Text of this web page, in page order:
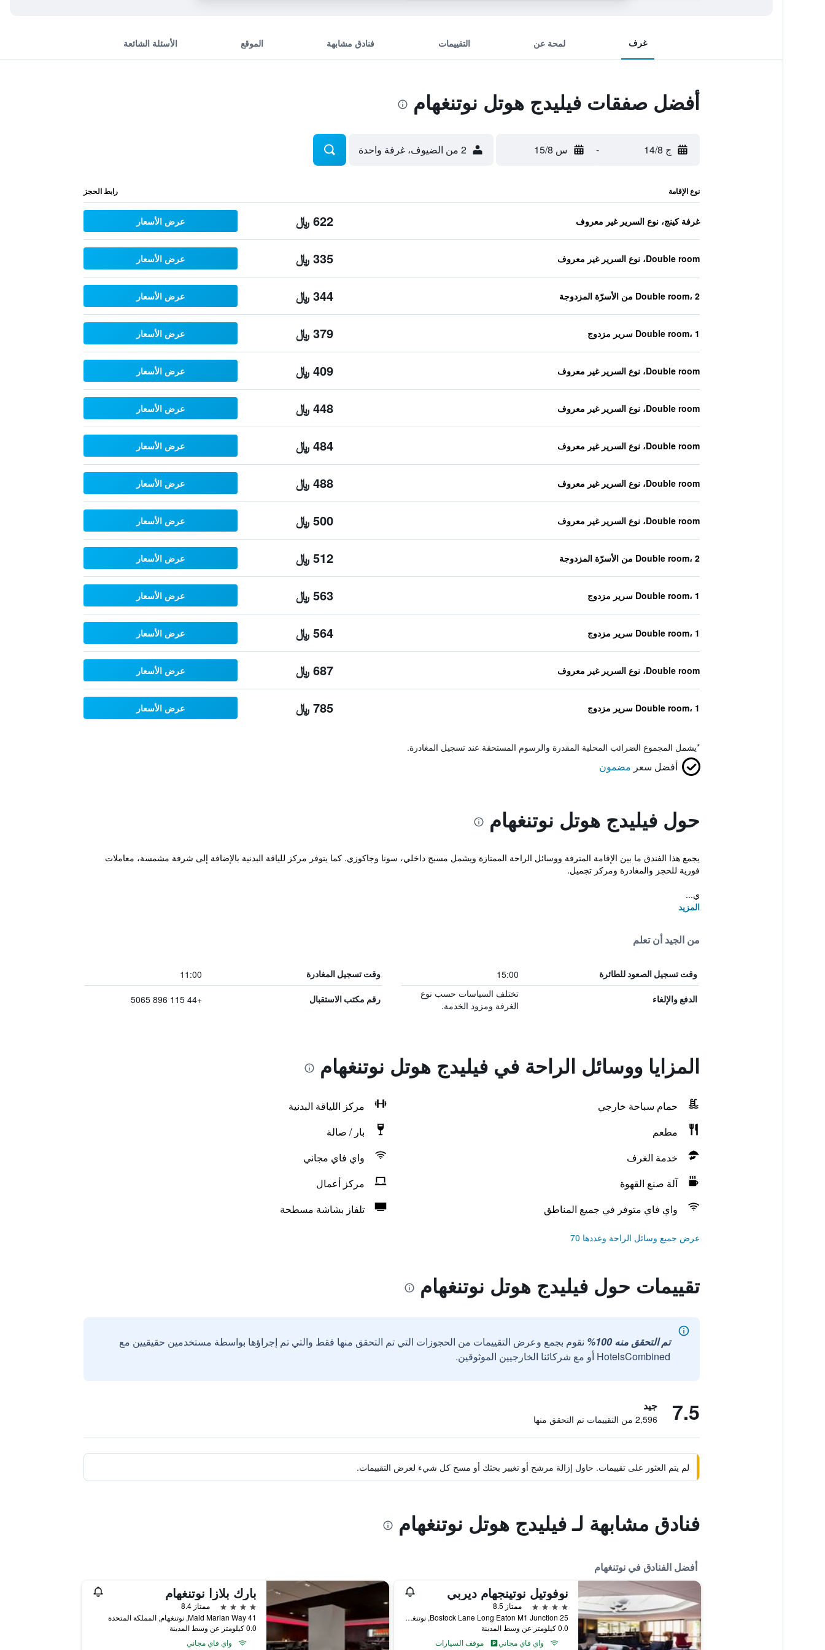
غرف لمحة عن التقييمات فنادق مشابهة الموقع الأسئلة الشائعة
أفضل صفقات فيليدج هوتل نوتنغهام
ج 14/8 - س 15/8 2 من الضيوف، غرفة واحدة
نوع الإقامة رابط الحجز
غرفة كينج، نوع السرير غير معروف 622 ﷼ عرض الأسعار
Double room، نوع السرير غير معروف 335 ﷼ عرض الأسعار
Double room، 2 من الأسرّة المزدوجة 344 ﷼ عرض الأسعار
Double room، 1 سرير مزدوج 379 ﷼ عرض الأسعار
Double room، نوع السرير غير معروف 409 ﷼ عرض الأسعار
Double room، نوع السرير غير معروف 448 ﷼ عرض الأسعار
Double room، نوع السرير غير معروف 484 ﷼ عرض الأسعار
Double room، نوع السرير غير معروف 488 ﷼ عرض الأسعار
Double room، نوع السرير غير معروف 500 ﷼ عرض الأسعار
Double room، 2 من الأسرّة المزدوجة 512 ﷼ عرض الأسعار
Double room، 1 سرير مزدوج 563 ﷼ عرض الأسعار
Double room، 1 سرير مزدوج 564 ﷼ عرض الأسعار
Double room، نوع السرير غير معروف 687 ﷼ عرض الأسعار
Double room، 1 سرير مزدوج 785 ﷼ عرض الأسعار
*يشمل المجموع الضرائب المحلية المقدرة والرسوم المستحقة عند تسجيل المغادرة.
أفضل سعر مضمون
حول فيليدج هوتل نوتنغهام
يجمع هذا الفندق ما بين الإقامة المترفة ووسائل الراحة الممتازة ويشمل مسبح داخلي، سونا وجاكوزي. كما يتوفر مركز للياقة البدنية بالإضافة إلى شرفة مشمسة، معاملات
فورية للحجز والمغادرة ومركز تجميل.
ي...
المزيد
من الجيد أن تعلم
وقت تسجيل الصعود للطائرة 15:00 وقت تسجيل المغادرة 11:00
الدفع والإلغاء
تختلف السياسات حسب نوع
الغرفة ومزود الخدمة.
رقم مكتب الاستقبال +44 115 896 5065
المزايا ووسائل الراحة في فيليدج هوتل نوتنغهام
حمام سباحة خارجي
مركز اللياقة البدنية
مطعم
بار / صالة
خدمة الغرف
واي فاي مجاني
آلة صنع القهوة
مركز أعمال
واي فاي متوفر في جميع المناطق
تلفاز بشاشة مسطحة
عرض جميع وسائل الراحة وعددها 70
تقييمات حول فيليدج هوتل نوتنغهام
تم التحقق منه 100%
نقوم بجمع وعرض التقييمات من الحجوزات التي تم التحقق منها فقط والتي تم إجراؤها بواسطة مستخدمين حقيقيين مع
HotelsCombined أو مع شركائنا الخارجيين الموثوقين.
7.5 جيد
2,596 من التقييمات تم التحقق منها
لم يتم العثور على تقييمات. حاول إزالة مرشح أو تغيير بحثك أو مسح كل شيء لعرض التقييمات.
فنادق مشابهة لـ فيليدج هوتل نوتنغهام
أفضل الفنادق في نوتنغهام
نوفوتيل نوتينجهام ديربي
4 نجوم
ممتاز 8.5
Bostock Lane Long Eaton M1 Junction 25, نوتنغهام, المملكة المتحدة
0.0 كيلومتر عن وسط المدينة
واي فاي مجاني
موقف السيارات
بارك بلازا نوتنغهام
4 نجوم
ممتاز 8.4
41 Maid Marian Way, نوتنغهام, المملكة المتحدة
0.0 كيلومتر عن وسط المدينة
واي فاي مجاني